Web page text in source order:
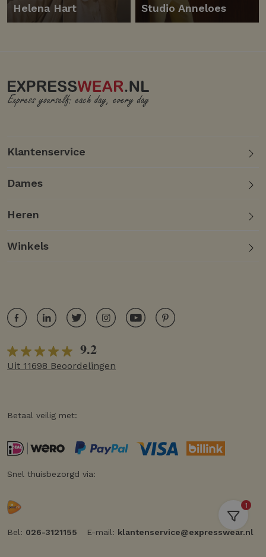
Helena Hart Studio Anneloes
1
Klantenservice
Dames
Heren
Winkels
9.2
Uit 11698 Beoordelingen
Betaal veilig met:
Snel thuisbezorgd via:
Bel: 026-3121155 E-mail: klantenservice@expresswear.nl